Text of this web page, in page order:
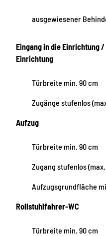
ausgewiesener
Eingang in die Einrichtung
Einrichtung
Türbreite min. 90 cm
Zugänge stufenlos
Aufzug
Türbreite min. 90 cm
Zugang stufenlos
Aufzugsgrundfläche
Rollstuhlfahrer-WC
Türbreite min. 90 cm